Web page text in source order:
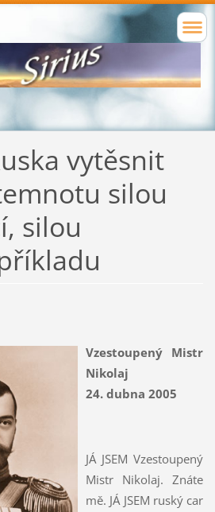
vytěsnit
silou
silou
Vzestoupený Mistr
Nikolaj
24. dubna 2005
JÁ JSEM Vzestoupený
Mistr Nikolaj. Znáte
mě. JÁ JSEM ruský car